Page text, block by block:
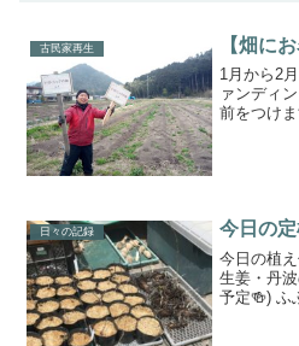
古民家再生 【畑に
1月から2
ァンディ
前をつけ
日々の記録 今日の
今日の植
生姜・丹
予定🍻) ふ